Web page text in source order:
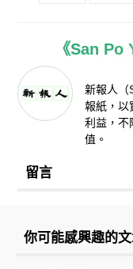
《San Po
新報人（
報紙，以
利益，不
值。
留言
你可能感興趣的